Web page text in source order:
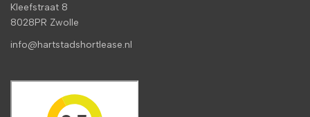
Kleefstraat 8
8028PR Zwolle
info@hartstadshortlease.nl